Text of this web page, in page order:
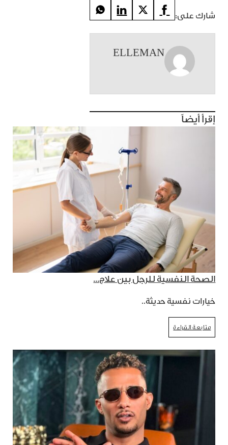
شارك على:
ELLEMAN
إقرأ أيضاً
الصحة النفسية للرجل بين علاج...
خيارات نفسية حديثة..
متابعة القراءة